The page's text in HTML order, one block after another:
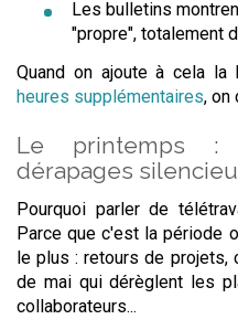
Les bulletins
"propre", totalement
Quand on ajoute à cela
heures supplémentaires, on
Le printemps :
dérapages
Pourquoi parler de
Parce que c'est la période
le plus : retours de projets,
de mai qui dérèglent les
collaborateurs...